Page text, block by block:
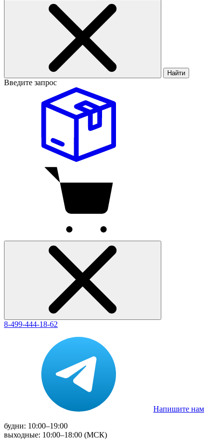
Найти
Введите запрос
8-499-444-18-62
Напишите нам
будни: 10:00–19:00
выходные: 10:00–18:00 (МСК)